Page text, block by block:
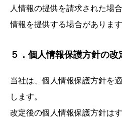
人情報の提供を請求された場
情報を提供する場合があります
５．個人情報保護方針の改
当社は、個人情報保護方針を
します。
改定後の個人情報保護方針は